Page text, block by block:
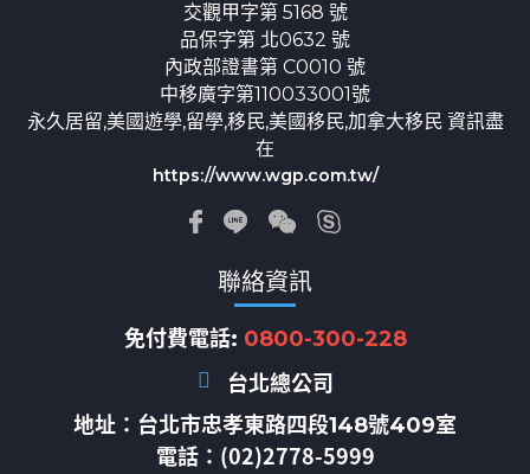
交觀甲字第 5168 號
品保字第 北0632 號
內政部證書第 C0010 號
中移廣字第110033001號
永久居留,美國遊學,留學,移民,美國移民,加拿大移民 資訊盡
在
https://www.wgp.com.tw/
聯絡資訊
免付費電話: 0800-300-228
台北總公司
地址： 台北市忠孝東路四段148號409室
電話：(02)2778-5999